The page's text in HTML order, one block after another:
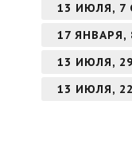
13 ИЮЛЯ,
17
13 ИЮЛЯ,
13 ИЮЛЯ,